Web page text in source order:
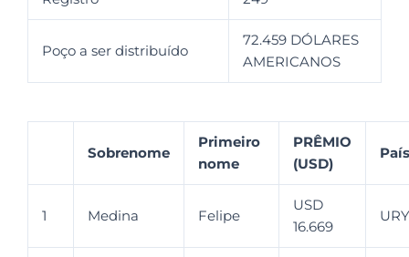
Poço a ser distribuído
72.459 DÓLARES
AMERICANOS
Sobrenome
Primeiro
nome
PRÊMIO
(USD)
País
1 Medina Felipe
USD
16.669
URY